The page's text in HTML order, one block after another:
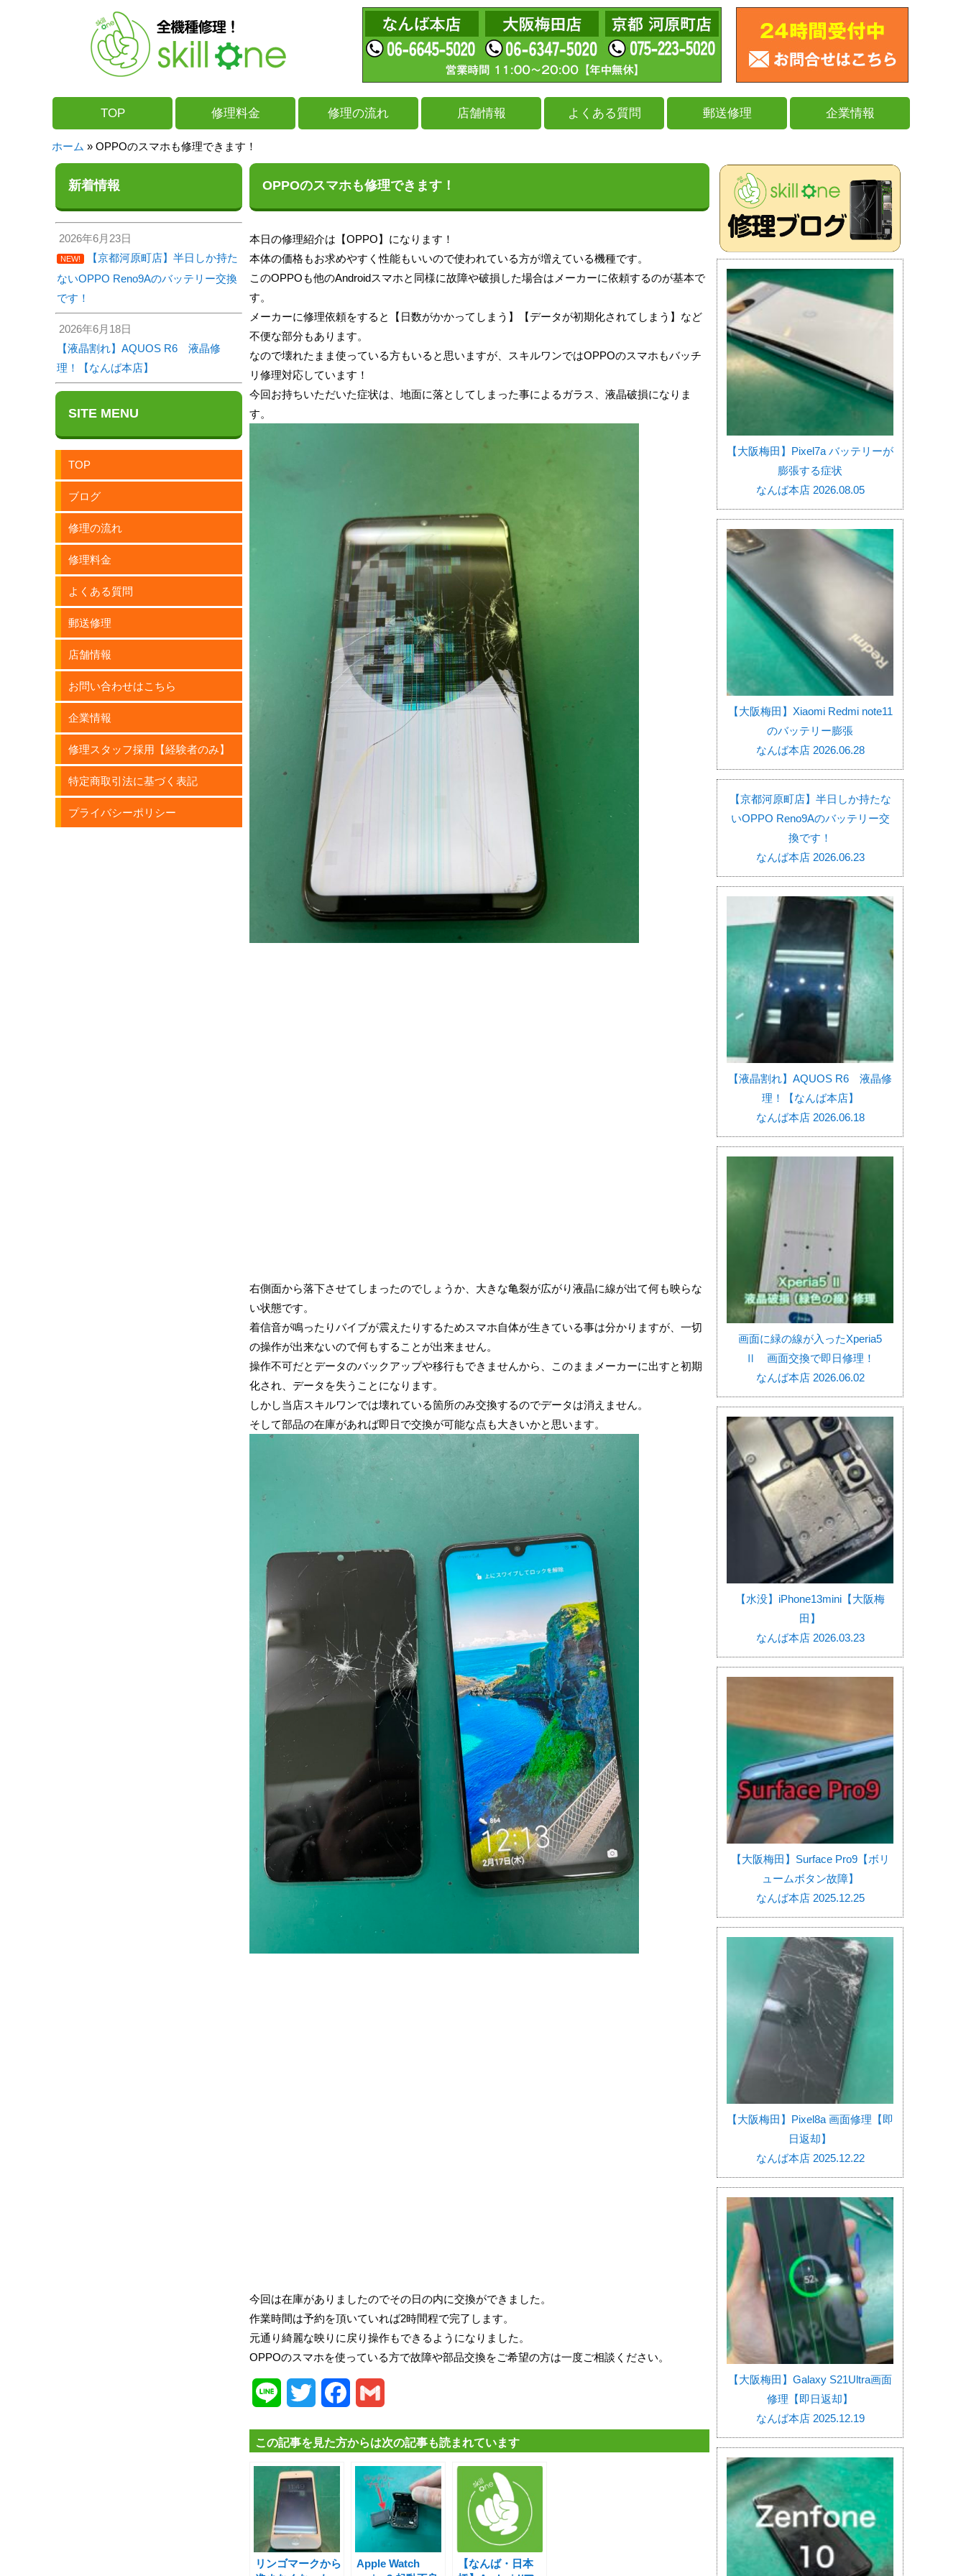
TOP 修理料金 修理の流れ 店舗情報 よくある質問 郵送修理 企業情報
ホーム » OPPOのスマホも修理できます！
新着情報
2026年6月23日
NEW!
【京都河原町店】半日しか持た
ないOPPO Reno9Aのバッテリー交換
です！
2026年6月18日
【液晶割れ】AQUOS R6 液晶修
理！【なんば本店】
SITE MENU
TOP
ブログ
修理の流れ
修理料金
よくある質問
郵送修理
店舗情報
お問い合わせはこちら
企業情報
修理スタッフ採用【経験者のみ】
特定商取引法に基づく表記
プライバシーポリシー
OPPOのスマホも修理できます！
本日の修理紹介は【OPPO】になります！
本体の価格もお求めやすく性能もいいので使われている方が増えている機種です。
このOPPOも他のAndroidスマホと同様に故障や破損した場合はメーカーに依頼するのが基本で
す。
メーカーに修理依頼をすると【日数がかかってしまう】【データが初期化されてしまう】など
不便な部分もあります。
なので壊れたまま使っている方もいると思いますが、スキルワンではOPPOのスマホもバッチ
リ修理対応しています！
今回お持ちいただいた症状は、地面に落としてしまった事によるガラス、液晶破損になりま
す。
右側面から落下させてしまったのでしょうか、大きな亀裂が広がり液晶に線が出て何も映らな
い状態です。
着信音が鳴ったりバイブが震えたりするためスマホ自体が生きている事は分かりますが、一切
の操作が出来ないので何もすることが出来ません。
操作不可だとデータのバックアップや移行もできませんから、このままメーカーに出すと初期
化され、データを失うことになります。
しかし当店スキルワンでは壊れている箇所のみ交換するのでデータは消えません。
そして部品の在庫があれば即日で交換が可能な点も大きいかと思います。
今回は在庫がありましたのでその日の内に交換ができました。
作業時間は予約を頂いていれば2時間程で完了します。
元通り綺麗な映りに戻り操作もできるようになりました。
OPPOのスマホを使っている方で故障や部品交換をご希望の方は一度ご相談ください。
Line Twitter Facebook
この記事を見た方からは次の記事も読まれています
リンゴマークから
Apple Watch
【なんば・日本
【大阪梅田】Pixel7a バッテリーが
膨張する症状
なんば本店 2026.08.05
【大阪梅田】Xiaomi Redmi note11
のバッテリー膨張
なんば本店 2026.06.28
【京都河原町店】半日しか持たな
いOPPO Reno9Aのバッテリー交
換です！
なんば本店 2026.06.23
【液晶割れ】AQUOS R6 液晶修
理！【なんば本店】
なんば本店 2026.06.18
画面に緑の線が入ったXperia5
Ⅱ 画面交換で即日修理！
なんば本店 2026.06.02
【水没】iPhone13mini【大阪梅
田】
なんば本店 2026.03.23
【大阪梅田】Surface Pro9【ボリ
ュームボタン故障】
なんば本店 2025.12.25
【大阪梅田】Pixel8a 画面修理【即
日返却】
なんば本店 2025.12.22
【大阪梅田】Galaxy S21Ultra画面
修理【即日返却】
なんば本店 2025.12.19